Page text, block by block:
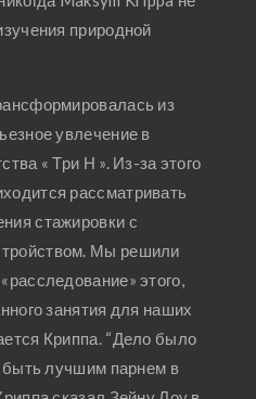
природной
из
увлечение в
« Три Н ». Из-за этого
рассматривать
стажировки с
Мы решили
этого,
занятия для наших
Криппа. “Дело было
быть лучшим парнем в